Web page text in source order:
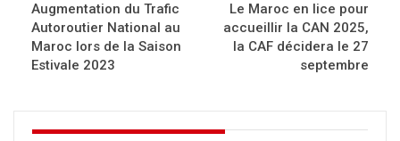
Augmentation du Trafic
Autoroutier National au
Maroc lors de la Saison
Estivale 2023
Le Maroc en lice pour
accueillir la CAN 2025,
la CAF décidera le 27
septembre